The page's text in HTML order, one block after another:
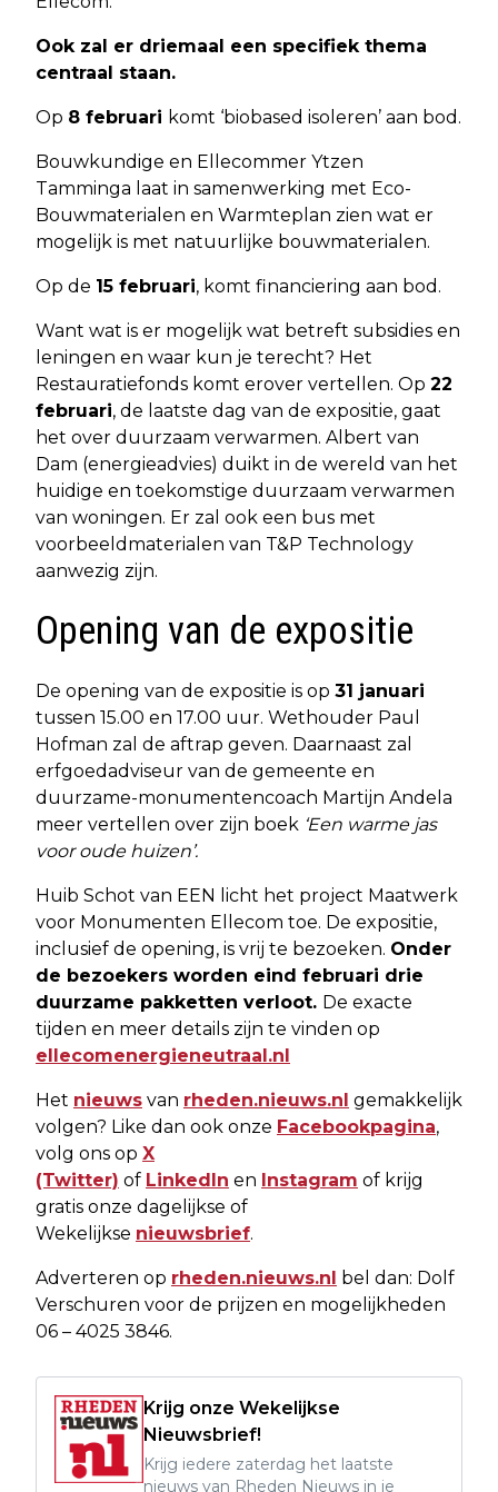
Ook zal er driemaal een specifiek thema
centraal staan.
Op 8 februari komt ‘biobased isoleren’ aan bod.
Bouwkundige en Ellecommer Ytzen
Tamminga laat in samenwerking met Eco-
Bouwmaterialen en Warmteplan zien wat er
mogelijk is met natuurlijke bouwmaterialen.
Op de 15 februari, komt financiering aan bod.
Want wat is er mogelijk wat betreft subsidies en
leningen en waar kun je terecht? Het
Restauratiefonds komt erover vertellen. Op 22
februari, de laatste dag van de expositie, gaat
het over duurzaam verwarmen. Albert van
Dam (energieadvies) duikt in de wereld van het
huidige en toekomstige duurzaam verwarmen
van woningen. Er zal ook een bus met
voorbeeldmaterialen van T&P Technology
aanwezig zijn.
Opening van de expositie
De opening van de expositie is op 31 januari
tussen 15.00 en 17.00 uur. Wethouder Paul
Hofman zal de aftrap geven. Daarnaast zal
erfgoedadviseur van de gemeente en
duurzame-monumentencoach Martijn Andela
meer vertellen over zijn boek ‘Een warme jas
voor oude huizen’.
Huib Schot van EEN licht het project Maatwerk
voor Monumenten Ellecom toe. De expositie,
inclusief de opening, is vrij te bezoeken. Onder
de bezoekers worden eind februari drie
duurzame pakketten verloot. De exacte
tijden en meer details zijn te vinden op
ellecomenergieneutraal.nl
Het nieuws van rheden.nieuws.nl gemakkelijk
volgen? Like dan ook onze Facebookpagina,
volg ons op X
(Twitter) of LinkedIn en Instagram of krijg
gratis onze dagelijkse of
Wekelijkse nieuwsbrief.
Adverteren op rheden.nieuws.nl bel dan: Dolf
Verschuren voor de prijzen en mogelijkheden
06 – 4025 3846.
Krijg onze Wekelijkse
Nieuwsbrief!
Krijg iedere zaterdag het laatste
nieuws van Rheden Nieuws in je